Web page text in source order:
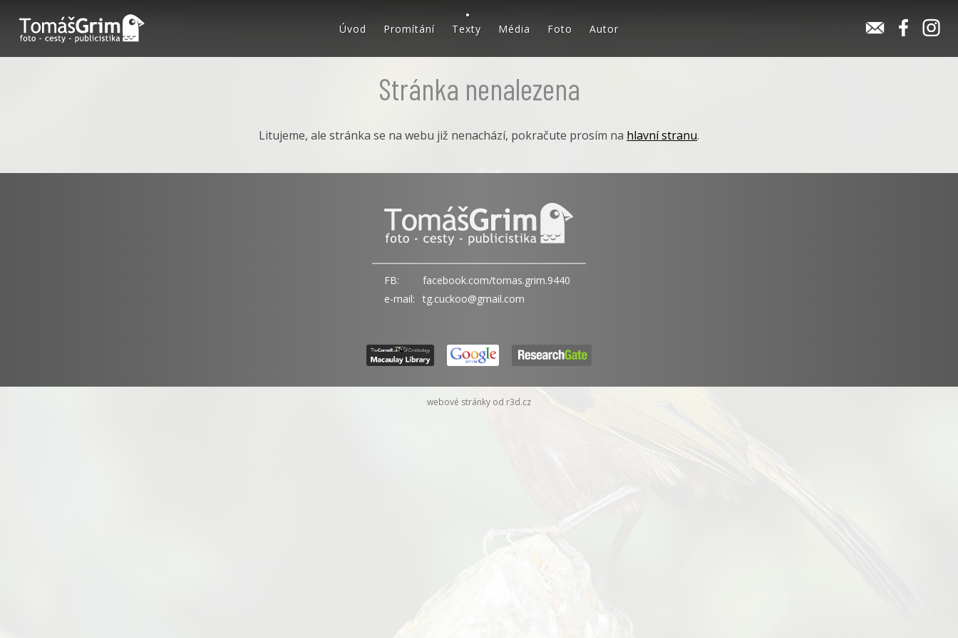
Stránka nenalezena
Litujeme, ale stránka se na webu již nenachází, pokračute prosím na hlavní stranu.
FB:
facebook.com/tomas.grim.9440
e-mail:
tg.cuckoo@gmail.com
webové stránky od r3d.cz
Úvod Promítání Texty Média Foto Autor